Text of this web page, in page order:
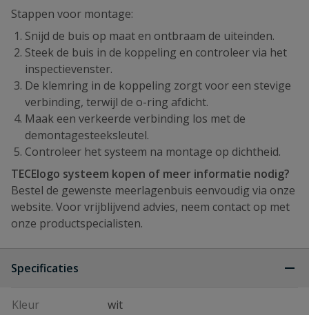
Stappen voor montage:
Snijd de buis op maat en ontbraam de uiteinden.
Steek de buis in de koppeling en controleer via het
inspectievenster.
De klemring in de koppeling zorgt voor een stevige
verbinding, terwijl de o-ring afdicht.
Maak een verkeerde verbinding los met de
demontagesteeksleutel.
Controleer het systeem na montage op dichtheid.
TECElogo systeem kopen of meer informatie nodig?
Bestel de gewenste meerlagenbuis eenvoudig via onze
website. Voor vrijblijvend advies, neem contact op met
onze productspecialisten.
Specificaties
Kleur wit